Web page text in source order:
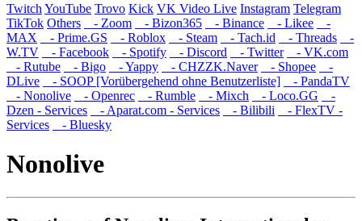
Twitch YouTube Trovo Kick VK Video Live Instagram Telegram
TikTok Others - Zoom - Bizon365 - Binance - Likee
-
MAX
- Prime.GS - Roblox - Steam - Tach.id - Threads
-
W.TV
- Facebook - Spotify - Discord - Twitter
- VK.com
- Rutube
- Bigo - Yappy - CHZZK.Naver - Shopee
-
DLive
- SOOP [Vorübergehend ohne Benutzerliste]
- PandaTV
- Nonolive
- Openrec - Rumble - Mixch - Loco.GG
-
Dzen - Services
- Aparat.com - Services - Bilibili
- FlexTV -
Services
- Bluesky
Nonolive